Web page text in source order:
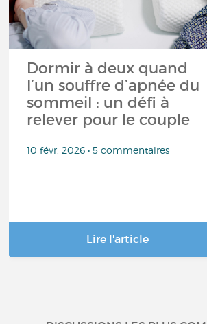
Dormir à deux quand
l’un souffre d’apnée du
sommeil : un défi à
relever pour le couple
10 févr. 2026 • 5 commentaires
Lire l'article